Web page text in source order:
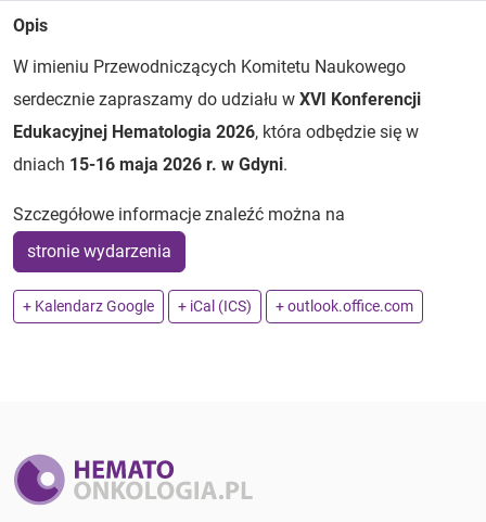
Opis
W imieniu Przewodniczących Komitetu Naukowego
serdecznie zapraszamy do udziału w XVI Konferencji
Edukacyjnej Hematologia 2026, która odbędzie się w
dniach 15-16 maja 2026 r. w Gdyni.
Szczegółowe informacje znaleźć można na
stronie wydarzenia
+ Kalendarz Google + iCal (ICS) + outlook.office.com